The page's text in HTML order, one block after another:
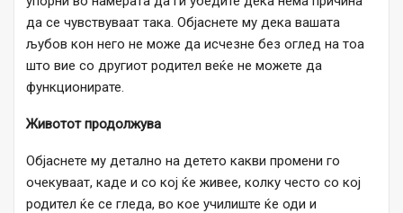
да се чувствуваат така. Објаснете му дека вашата
љубов кон него не може да исчезне без оглед на тоа
што вие со другиот родител веќе не можете да
функционирате.
Животот продолжува
Објаснете му детално на детето какви промени го
очекуваат, каде и со кој ќе живее, колку често со кој
родител ќе се гледа, во кое училиште ќе оди и